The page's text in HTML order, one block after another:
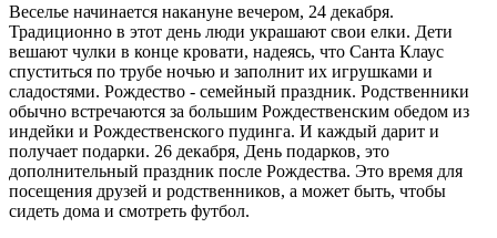
Веселье начинается накануне вечером, 24 декабря.
Традиционно в этот день люди украшают свои елки. Дети
вешают чулки в конце кровати, надеясь, что Санта Клаус
спуститься по трубе ночью и заполнит их игрушками и
сладостями. Рождество - семейный праздник. Родственники
обычно встречаются за большим Рождественским обедом из
индейки и Рождественского пудинга. И каждый дарит и
получает подарки. 26 декабря, День подарков, это
дополнительный праздник после Рождества. Это время для
посещения друзей и родственников, а может быть, чтобы
сидеть дома и смотреть футбол.